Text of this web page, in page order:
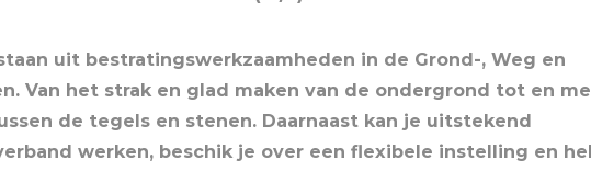
uit bestratingswerkzaamheden in de Grond-, Weg en
Van het strak en glad maken van de ondergrond tot en
de tegels en stenen. Daarnaast kan je uitstekend
werken, beschik je over een flexibele instelling en